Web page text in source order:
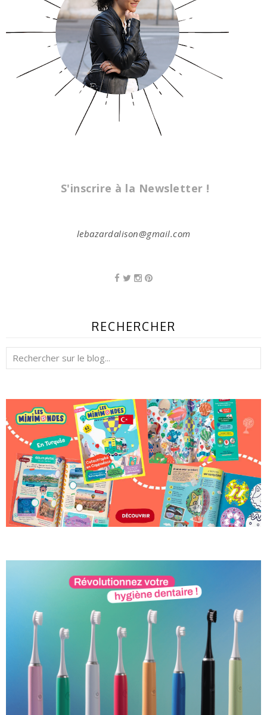
S'inscrire à la Newsletter !
lebazardalison@gmail.com
RECHERCHER